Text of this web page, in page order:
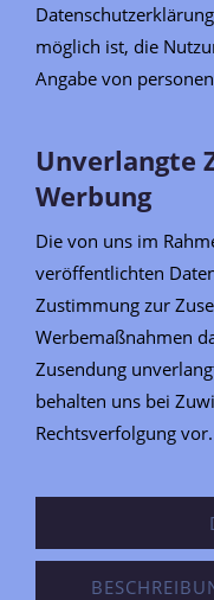
möglich ist, die
Angabe von
Unverlangte
Werbung
Die von uns im
veröffentlichten
Zustimmung zur
Werbemaßnahmen
Zusendung
behalten uns bei
Rechtsverfolgung vor.